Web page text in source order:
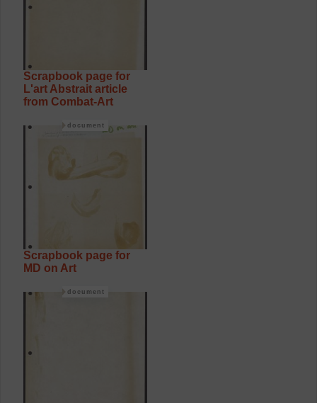
Scrapbook page for
L'art Abstrait article
from Combat-Art
Scrapbook page for
MD on Art
document
document